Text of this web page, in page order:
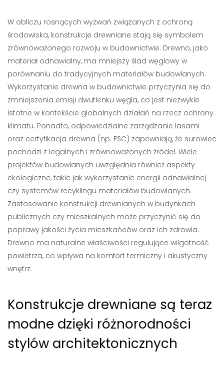
W obliczu rosnących wyzwań związanych z ochroną
środowiska, konstrukcje drewniane stają się symbolem
zrównoważonego rozwoju w budownictwie. Drewno, jako
materiał odnawialny, ma mniejszy ślad węglowy w
porównaniu do tradycyjnych materiałów budowlanych.
Wykorzystanie drewna w budownictwie przyczynia się do
zmniejszenia emisji dwutlenku węgla, co jest niezwykle
istotne w kontekście globalnych działań na rzecz ochrony
klimatu. Ponadto, odpowiedzialne zarządzanie lasami
oraz certyfikacja drewna (np. FSC) zapewniają, że surowiec
pochodzi z legalnych i zrównoważonych źródeł. Wiele
projektów budowlanych uwzględnia również aspekty
ekologiczne, takie jak wykorzystanie energii odnawialnej
czy systemów recyklingu materiałów budowlanych.
Zastosowanie konstrukcji drewnianych w budynkach
publicznych czy mieszkalnych może przyczynić się do
poprawy jakości życia mieszkańców oraz ich zdrowia.
Drewno ma naturalne właściwości regulujące wilgotność
powietrza, co wpływa na komfort termiczny i akustyczny
wnętrz.
Konstrukcje drewniane są teraz
modne dzięki różnorodności
stylów architektonicznych